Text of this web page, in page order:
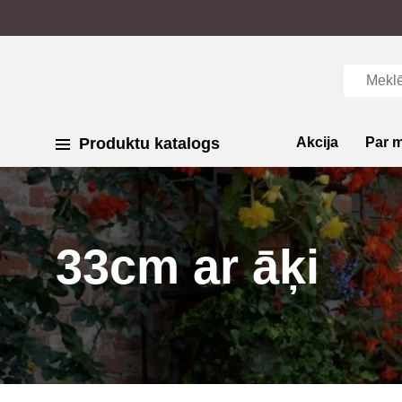
Produktu katalogs Akcija Par
33cm ar āķi